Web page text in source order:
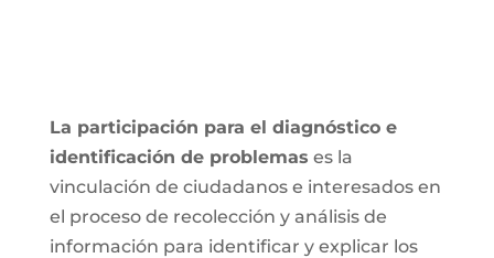
La participación para el diagnóstico e
identificación de problemas es la
vinculación de ciudadanos e interesados en
el proceso de recolección y análisis de
información para identificar y explicar los